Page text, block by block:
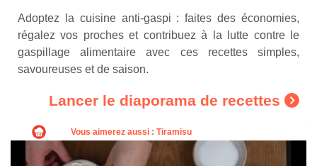
Adoptez la cuisine anti-gaspi : faites des économies,
régalez vos proches et contribuez à la lutte contre le
gaspillage alimentaire avec ces recettes simples,
savoureuses et de saison.
Lancer le diaporama de recettes